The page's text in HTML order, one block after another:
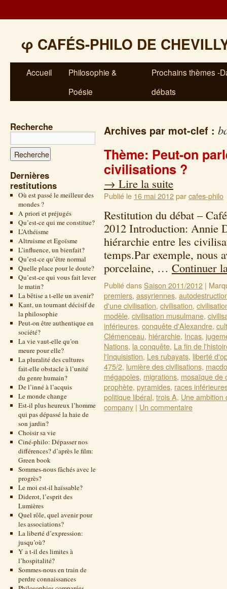
φ CAFÉS-PHILO DE
Accueil
Philosophie &
Poésie
Prochains thèmes -
débats
Recherche
Dernières
restitutions
Où est passé le meilleur des
mondes ?
A priori et préjugés
Qu’est-ce qui me constitue?
L’Athéisme
Altruisme et Egoïsme
L’influence, un bienfait?
Qu’est-ce qu’être normal
Quelle place pour le doute?
Qu’est-ce qui vous fait lever
le matin?
La bêtise a t-elle un avenir?
Kant, un tournant décisif de
la philosophie
Peut-on être authentique en
société?
La vie vaut-elle qu’on
meure pour elle?
La pluralité des cultures
fait-elle obstacle à l’unité
du genre humain?
De l’inné à l’acquis
Le monde change
Est-il plus heureux l’homme
qui pas dépassé la haie de
son jardin?
Choisir sa vie
Ciné-philo: Dépasser nos
différences? d’après le film:
Green book
Sommes-nous fâchés avec le
progrès?
Le moi est-il haïssable?
Diderot, l’esprit des
Lumières
Quel rôle, quel avenir pour
les associations?
La liberté d’expression:
jusqu’où?
Y a t-il des limites à
l’hospitalité?
Sommes-nous en train de
perdre connaissances
Archives par mot-clef :
Thème: Peut-on
civilisations ?
→ Lire la suite
Publié le 16 mai 2012parcafes-philo
Restitution du débat –
2012 Introduction: Annie
hiérarchie entre les
temps.Par exemple, nous
porcelaine, … Continuer
Publié dansSaison 2011/2012 |
premiers, assyriennes,
d'une civilisation, civilisation,
modèle, civilisation musulmane,
inférieures, conquête d'Alexandre,
Clémenceau, hiérarchie, Incas,
Nations, la conquête, La fin de
l'Inquisistion, Les rubayats, liberté
475/2, lumière des civilisations,
mégapoles, migrations, mosaïque de
prophète, pyramides, races
politique libéral, trois A, Une ambition
company | Un commentaire